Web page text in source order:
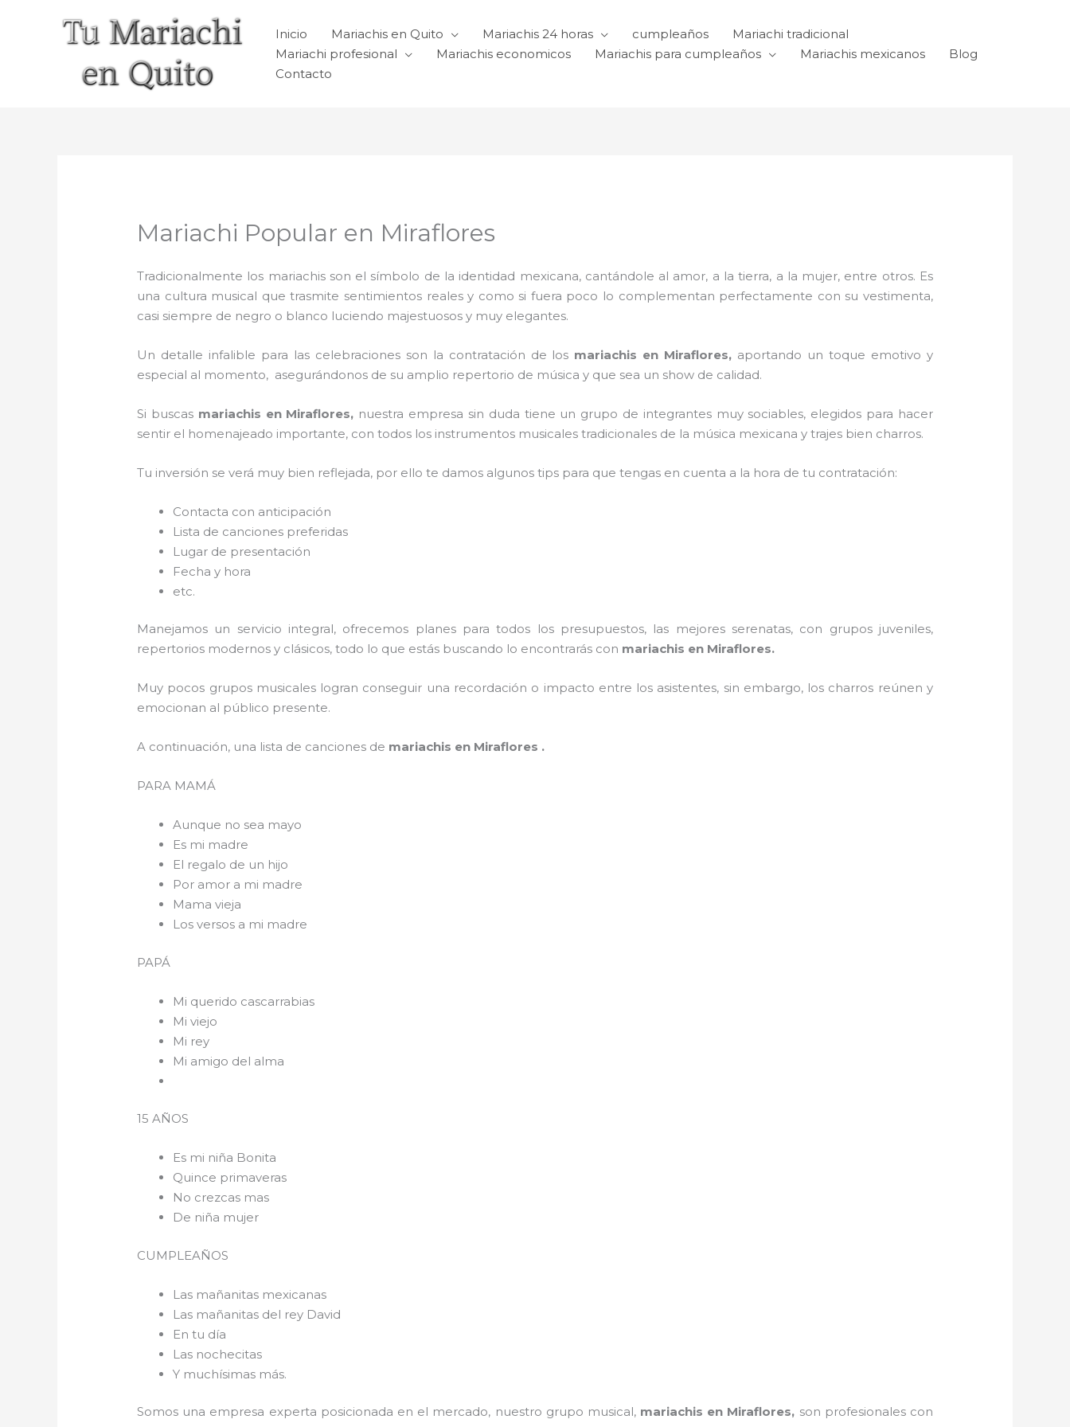
Inicio Mariachis en Quito Mariachis 24 horas cumpleaños
Mariachi tradicional
Mariachi profesional
Mariachis economicos Mariachis para cumpleaños Mariachis mexicanos
Blog
Contacto
Mariachi Popular en Miraflores
Tradicionalmente los mariachis son el símbolo de la identidad mexicana, cantándole al amor, a la tierra, a la mujer, entre otros. Es
una cultura musical que trasmite sentimientos reales y como si fuera poco lo complementan perfectamente con su vestimenta,
casi siempre de negro o blanco luciendo majestuosos y muy elegantes.
Un detalle infalible para las celebraciones son la contratación de los mariachis en Miraflores, aportando un toque emotivo y
especial al momento, asegurándonos de su amplio repertorio de música y que sea un show de calidad.
Si buscas mariachis en Miraflores, nuestra empresa sin duda tiene un grupo de integrantes muy sociables, elegidos para hacer
sentir el homenajeado importante, con todos los instrumentos musicales tradicionales de la música mexicana y trajes bien charros.
Tu inversión se verá muy bien reflejada, por ello te damos algunos tips para que tengas en cuenta a la hora de tu contratación:
Contacta con anticipación
Lista de canciones preferidas
Lugar de presentación
Fecha y hora
etc.
Manejamos un servicio integral, ofrecemos planes para todos los presupuestos, las mejores serenatas, con grupos juveniles,
repertorios modernos y clásicos, todo lo que estás buscando lo encontrarás con mariachis en Miraflores.
Muy pocos grupos musicales logran conseguir una recordación o impacto entre los asistentes, sin embargo, los charros reúnen y
emocionan al público presente.
A continuación, una lista de canciones de mariachis en Miraflores .
PARA MAMÁ
Aunque no sea mayo
Es mi madre
El regalo de un hijo
Por amor a mi madre
Mama vieja
Los versos a mi madre
PAPÁ
Mi querido cascarrabias
Mi viejo
Mi rey
Mi amigo del alma
15 AÑOS
Es mi niña Bonita
Quince primaveras
No crezcas mas
De niña mujer
CUMPLEAÑOS
Las mañanitas mexicanas
Las mañanitas del rey David
En tu día
Las nochecitas
Y muchísimas más.
Somos una empresa experta posicionada en el mercado, nuestro grupo musical, mariachis en Miraflores, son profesionales con